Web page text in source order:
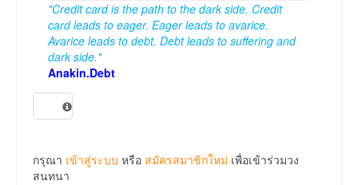
"Credit card is the path to the dark side. Credit
card leads to eager. Eager leads to avarice.
Avarice leads to debt. Debt leads to suffering and
dark side."
Anakin.Debt
กรุณา เข้าสู่ระบบ หรือ สมัครสมาชิกใหม่ เพื่อเข้าร่วมวง
สนทนา